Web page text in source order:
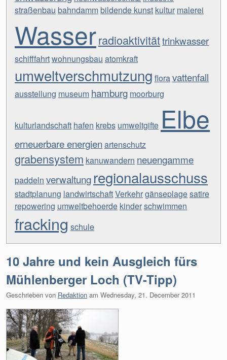
straßenbau bahndammbildende kunst kultur malerei
Wasserradioaktivitättrinkwasser
schifffahrtwohnungsbau atomkraft
umweltverschmutzung floravattenfall
ausstellung museum hamburg moorburg
kulturlandschaft hafen krebs umweltgifte Elbe
erneuerbare energienartenschutz
grabensystem kanuwandern neuengamme
paddeln verwaltung regionalausschuss
stadtplanung landwirtschaftVerkehrgänseplagesatire
repowering umweltbehoerde kinderschwimmen
fracking schule
10 Jahre und kein Ausgleich fürs
Mühlenberger Loch (TV-Tipp)
Geschrieben von Redaktion am Wednesday, 21. December 2011